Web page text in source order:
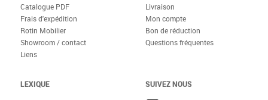
Catalogue PDF
Frais d'expédition
Rotin Mobilier
Showroom / contact
Liens
Livraison
Mon compte
Bon de réduction
Questions fréquentes
LEXIQUE SUIVEZ NOUS